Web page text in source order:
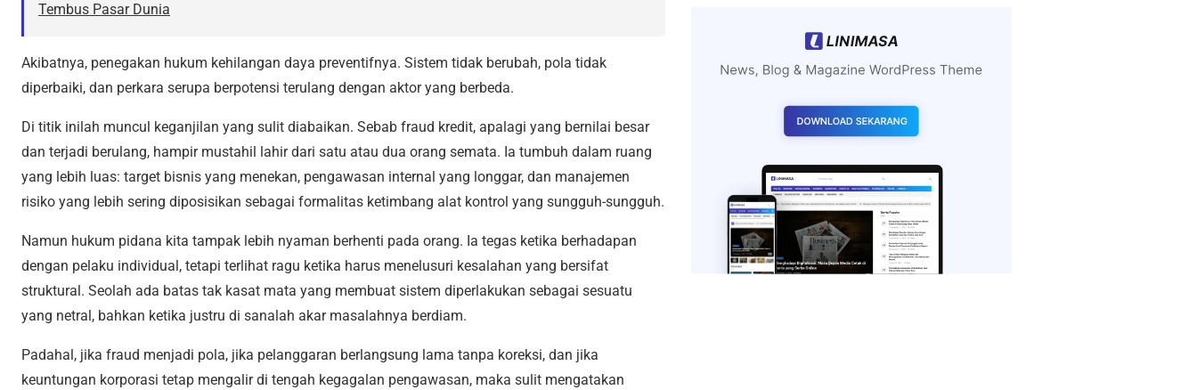
Tembus Pasar Dunia
Akibatnya, penegakan hukum kehilangan daya preventifnya. Sistem tidak berubah, pola tidak
diperbaiki, dan perkara serupa berpotensi terulang dengan aktor yang berbeda.
Di titik inilah muncul keganjilan yang sulit diabaikan. Sebab fraud kredit, apalagi yang bernilai besar
dan terjadi berulang, hampir mustahil lahir dari satu atau dua orang semata. Ia tumbuh dalam ruang
yang lebih luas: target bisnis yang menekan, pengawasan internal yang longgar, dan manajemen
risiko yang lebih sering diposisikan sebagai formalitas ketimbang alat kontrol yang sungguh-sungguh.
Namun hukum pidana kita tampak lebih nyaman berhenti pada orang. Ia tegas ketika berhadapan
dengan pelaku individual, tetapi terlihat ragu ketika harus menelusuri kesalahan yang bersifat
struktural. Seolah ada batas tak kasat mata yang membuat sistem diperlakukan sebagai sesuatu
yang netral, bahkan ketika justru di sanalah akar masalahnya berdiam.
Padahal, jika fraud menjadi pola, jika pelanggaran berlangsung lama tanpa koreksi, dan jika
keuntungan korporasi tetap mengalir di tengah kegagalan pengawasan, maka sulit mengatakan